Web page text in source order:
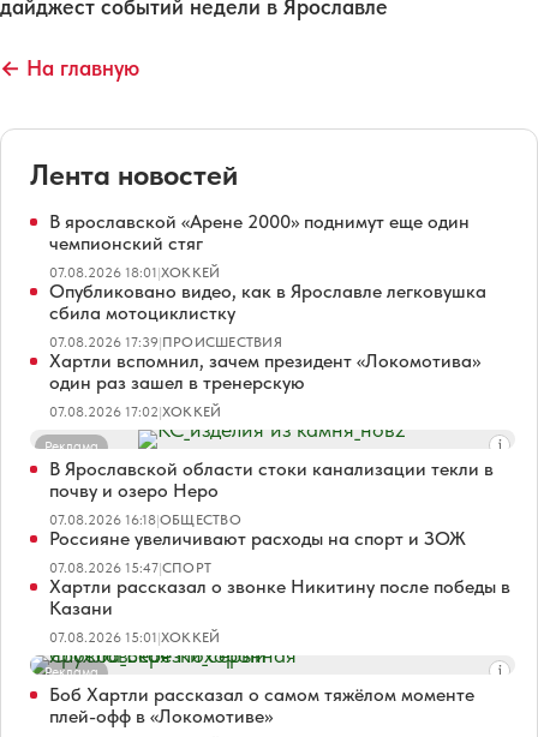
дайджест событий недели в Ярославле
← На главную
Лента новостей
В ярославской «Арене 2000» поднимут еще один
чемпионский стяг
07.08.2026 18:01|ХОККЕЙ
Опубликовано видео, как в Ярославле легковушка
сбила мотоциклистку
07.08.2026 17:39|ПРОИСШЕСТВИЯ
Хартли вспомнил, зачем президент «Локомотива»
один раз зашел в тренерскую
07.08.2026 17:02|ХОККЕЙ
Реклама
В Ярославской области стоки канализации текли в
почву и озеро Неро
07.08.2026 16:18|ОБЩЕСТВО
Россияне увеличивают расходы на спорт и ЗОЖ
07.08.2026 15:47|СПОРТ
Хартли рассказал о звонке Никитину после победы в
Казани
07.08.2026 15:01|ХОККЕЙ
Реклама
Боб Хартли рассказал о самом тяжёлом моменте
плей-офф в «Локомотиве»